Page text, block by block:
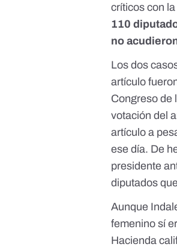
críticos con
110
no
Los dos
artículo
Congreso de
votación del
artículo a
ese día. De
presidente
diputados
Aunque
femenino sí
Hacienda